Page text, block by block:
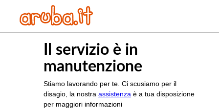
Il servizio è in
manutenzione
Stiamo lavorando per te. Ci scusiamo per il
disagio, la nostra assistenza è a tua disposizione
per maggiori informazioni